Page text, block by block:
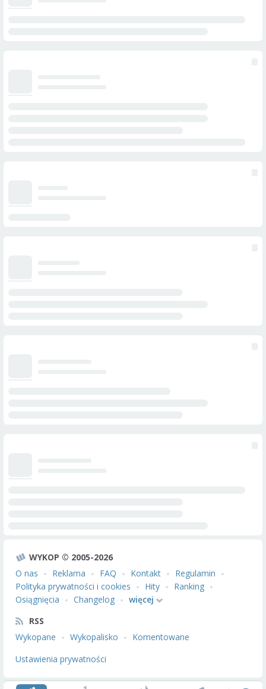
WYKOP © 2005-2026
O nas
Reklama FAQ Kontakt
Regulamin
Polityka prywatności i cookies
Hity
Ranking
Osiągnięcia
Changelog
więcej
RSS
Wykopane
Wykopalisko
Komentowane
Ustawienia prywatności